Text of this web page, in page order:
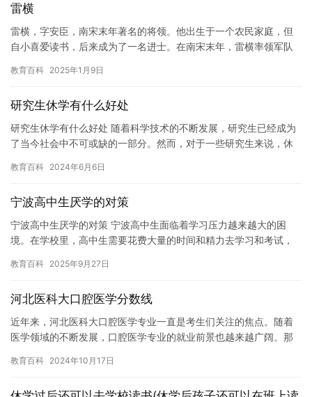
雷横
雷横，字安臣，南宋末年著名的将领。他出生于一个农民家庭，但
自小喜爱读书，后来成为了一名进士。在南宋末年，雷横率领军队
的…
教育百科 2025年1月9日
研究生休学有什么好处
研究生休学有什么好处 随着科学技术的不断发展，研究生已经成为
了当今社会中不可或缺的一部分。然而，对于一些研究生来说，休
处。 …
教育百科 2024年6月6日
宁波高中生厌学的对策
宁波高中生厌学的对策 宁波高中生面临着学习压力越来越大的困
境。在学校里，高中生需要花费大量的时间和精力去学习和考试，
感到厌…
教育百科 2025年9月27日
河北医科大口腔医学分数线
近年来，河北医科大口腔医学专业一直是考生们关注的焦点。随着
医学领域的不断发展，口腔医学专业的就业前景也越来越广阔。那
下。 …
教育百科 2024年10月17日